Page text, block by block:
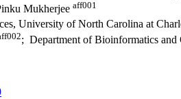
Mukherjee aff001
University of North Carolina at
; Department of Bioinformatics and